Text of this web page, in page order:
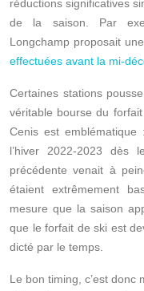
réductions significatives
de la saison. Par
Longchamp proposait une
effectuées avant la mi-
Certaines stations
véritable bourse du
Cenis est
l’hiver 2022-2023
précédente venait à
étaient extrêmement
mesure que la saison
que le forfait de ski est
dicté par le temps.
Le bon timing, c’est